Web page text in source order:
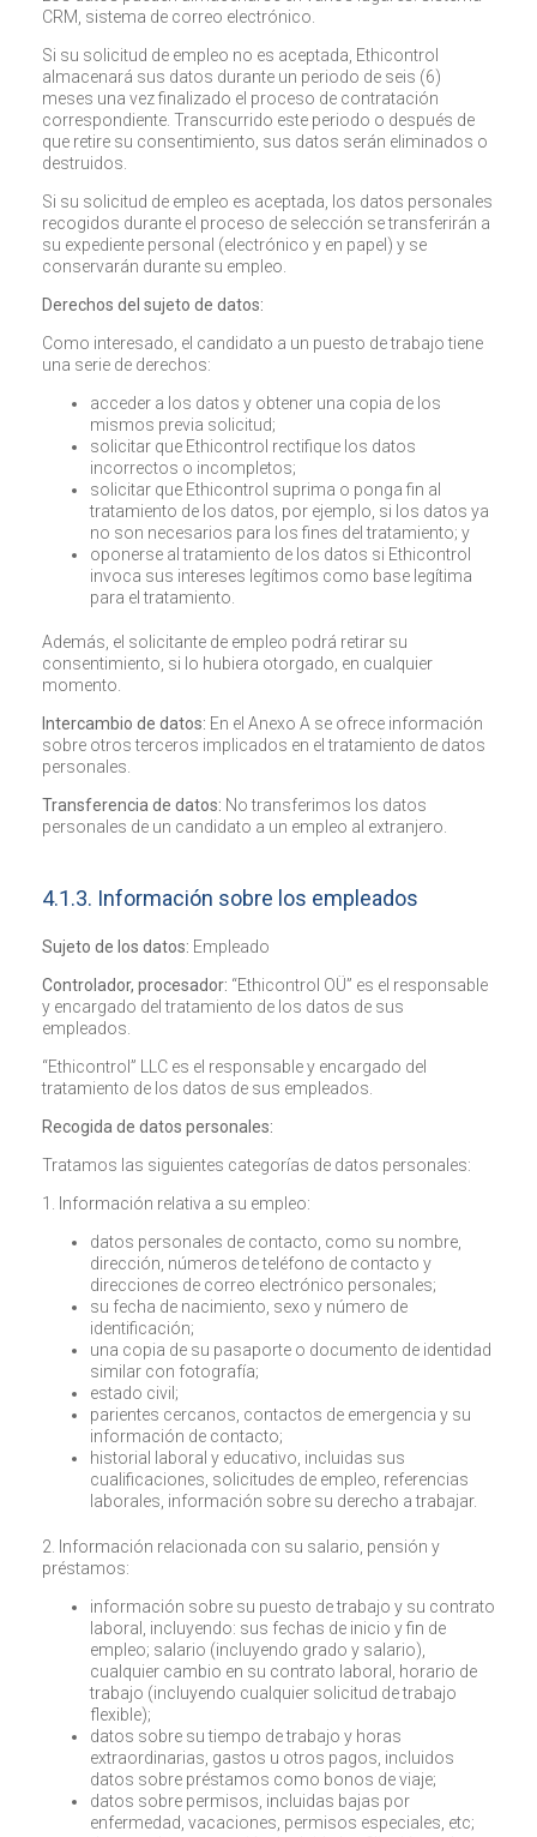
CRM, sistema de correo electrónico.
Si su solicitud de empleo no es aceptada, Ethicontrol
almacenará sus datos durante un periodo de seis (6)
meses una vez finalizado el proceso de contratación
correspondiente. Transcurrido este periodo o después de
que retire su consentimiento, sus datos serán eliminados o
destruidos.
Si su solicitud de empleo es aceptada, los datos personales
recogidos durante el proceso de selección se transferirán a
su expediente personal (electrónico y en papel) y se
conservarán durante su empleo.
Derechos del sujeto de datos:
Como interesado, el candidato a un puesto de trabajo tiene
una serie de derechos:
acceder a los datos y obtener una copia de los
mismos previa solicitud;
solicitar que Ethicontrol rectifique los datos
incorrectos o incompletos;
solicitar que Ethicontrol suprima o ponga fin al
tratamiento de los datos, por ejemplo, si los datos ya
no son necesarios para los fines del tratamiento; y
oponerse al tratamiento de los datos si Ethicontrol
invoca sus intereses legítimos como base legítima
para el tratamiento.
Además, el solicitante de empleo podrá retirar su
consentimiento, si lo hubiera otorgado, en cualquier
momento.
Intercambio de datos: En el Anexo A se ofrece información
sobre otros terceros implicados en el tratamiento de datos
personales.
Transferencia de datos: No transferimos los datos
personales de un candidato a un empleo al extranjero.
4.1.3. Información sobre los empleados
Sujeto de los datos: Empleado
Controlador, procesador: “Ethicontrol OÜ” es el responsable
y encargado del tratamiento de los datos de sus
empleados.
“Ethicontrol” LLC es el responsable y encargado del
tratamiento de los datos de sus empleados.
Recogida de datos personales:
Tratamos las siguientes categorías de datos personales:
1. Información relativa a su empleo:
datos personales de contacto, como su nombre,
dirección, números de teléfono de contacto y
direcciones de correo electrónico personales;
su fecha de nacimiento, sexo y número de
identificación;
una copia de su pasaporte o documento de identidad
similar con fotografía;
estado civil;
parientes cercanos, contactos de emergencia y su
información de contacto;
historial laboral y educativo, incluidas sus
cualificaciones, solicitudes de empleo, referencias
laborales, información sobre su derecho a trabajar.
2. Información relacionada con su salario, pensión y
préstamos:
información sobre su puesto de trabajo y su contrato
laboral, incluyendo: sus fechas de inicio y fin de
empleo; salario (incluyendo grado y salario),
cualquier cambio en su contrato laboral, horario de
trabajo (incluyendo cualquier solicitud de trabajo
flexible);
datos sobre su tiempo de trabajo y horas
extraordinarias, gastos u otros pagos, incluidos
datos sobre préstamos como bonos de viaje;
datos sobre permisos, incluidas bajas por
enfermedad, vacaciones, permisos especiales, etc;